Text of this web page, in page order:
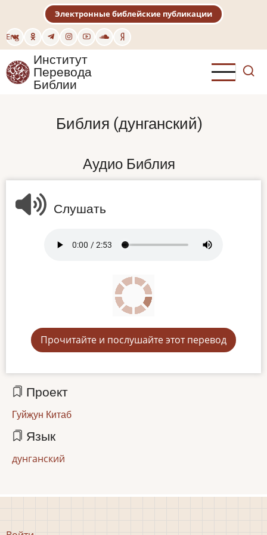
основному
содержанию
Eng
Электронные библейские публикации
Институт
Перевода
Библии
Библия (дунганский)
Аудио Библия
Слушать
Прочитайте и послушайте этот перевод
Проект
Гуйҗун Китаб
Язык
дунганский